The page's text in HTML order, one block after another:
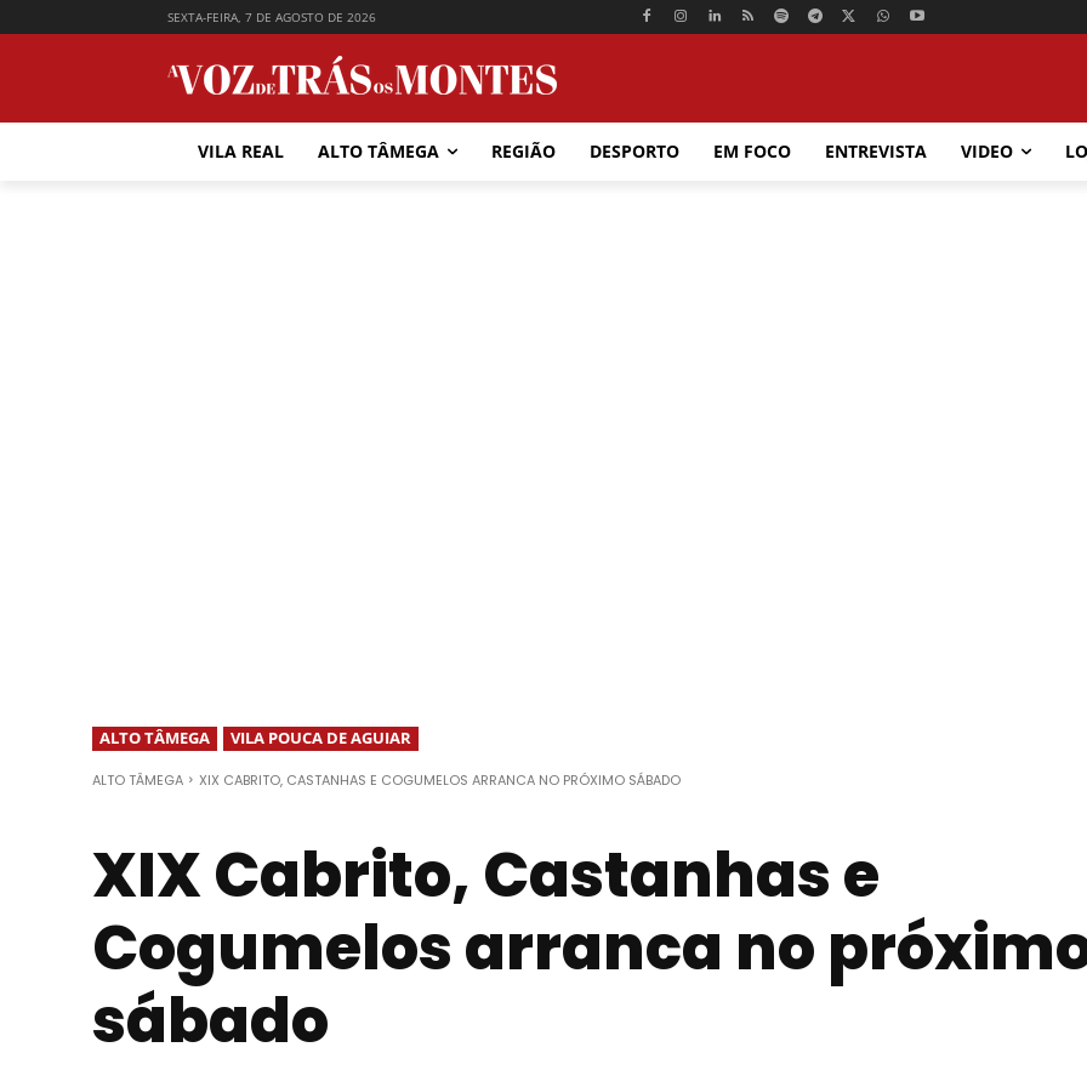
SEXTA-FEIRA, 7 DE AGOSTO DE 2026
VILA REAL ALTO TÂMEGA REGIÃO DESPORTO EM FOCO ENTREVISTA VIDEO
ALTO TÂMEGA VILA POUCA DE AGUIAR
ALTO TÂMEGA XIX CABRITO, CASTANHAS E COGUMELOS ARRANCA NO PRÓXIMO SÁBADO
XIX Cabrito, Castanhas e
Cogumelos arranca no
sábado